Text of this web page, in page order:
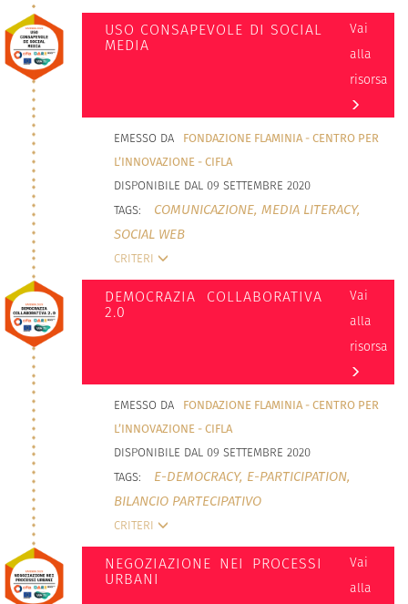
USO CONSAPEVOLE DI SOCIAL
MEDIA
Vai
alla
risorsa
EMESSO DA
FONDAZIONE FLAMINIA - CENTRO PER
L’INNOVAZIONE - CIFLA
DISPONIBILE DAL 09 SETTEMBRE 2020
TAGS:
COMUNICAZIONE, MEDIA LITERACY,
SOCIAL WEB
CRITERI
DEMOCRAZIA COLLABORATIVA
2.0
Vai
alla
risorsa
EMESSO DA
FONDAZIONE FLAMINIA - CENTRO PER
L’INNOVAZIONE - CIFLA
DISPONIBILE DAL 09 SETTEMBRE 2020
TAGS:
E-DEMOCRACY, E-PARTICIPATION,
BILANCIO PARTECIPATIVO
CRITERI
NEGOZIAZIONE NEI PROCESSI
URBANI
Vai
alla